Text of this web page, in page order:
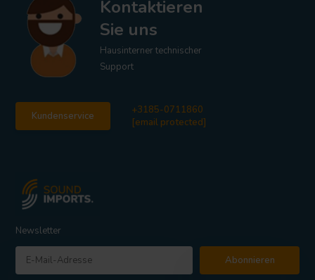
Kontaktieren
Sie uns
Hausinterner technischer
Support
Kundenservice
+3185-0711860
[email protected]
Newsletter
Abonnieren